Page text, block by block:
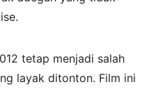
tetap menjadi salah
layak ditonton. Film ini